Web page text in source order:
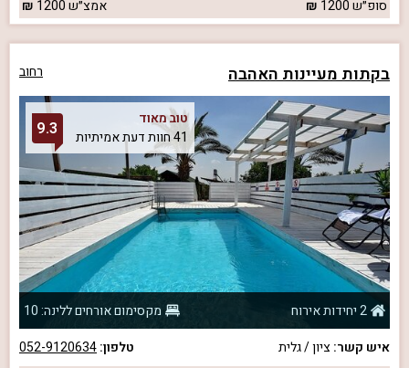
סופ״ש1200 אמצ״ש1200
בקתות מעיינות האהבה רחוב
טוב מאוד
41 חוות דעת אמיתיות
9.3
2 יחידות אירוח
מקסימום אורחים ללינה: 10
איש קשר:ציון / גלית טלפון:052-9120634